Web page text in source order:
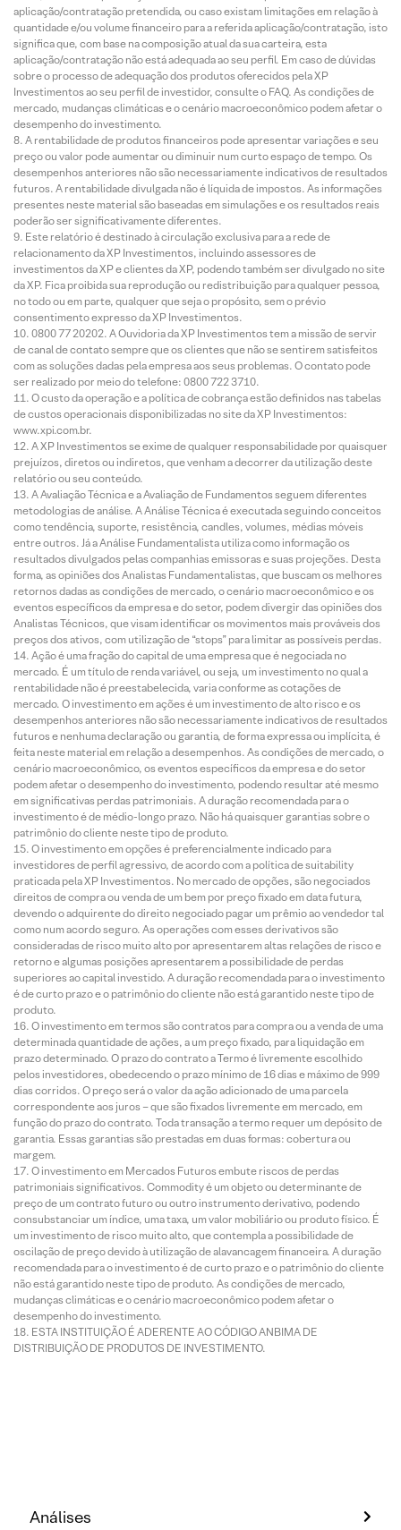
aplicação/contratação pretendida, ou caso existam limitações em relação à
quantidade e/ou volume financeiro para a referida aplicação/contratação, isto
significa que, com base na composição atual da sua carteira, esta
aplicação/contratação não está adequada ao seu perfil. Em caso de dúvidas
sobre o processo de adequação dos produtos oferecidos pela XP
Investimentos ao seu perfil de investidor, consulte o FAQ. As condições de
mercado, mudanças climáticas e o cenário macroeconômico podem afetar o
desempenho do investimento.
A rentabilidade de produtos financeiros pode apresentar variações e seu
preço ou valor pode aumentar ou diminuir num curto espaço de tempo. Os
desempenhos anteriores não são necessariamente indicativos de resultados
futuros. A rentabilidade divulgada não é líquida de impostos. As informações
presentes neste material são baseadas em simulações e os resultados reais
poderão ser significativamente diferentes.
Este relatório é destinado à circulação exclusiva para a rede de
relacionamento da XP Investimentos, incluindo assessores de
investimentos da XP e clientes da XP, podendo também ser divulgado no site
da XP. Fica proibida sua reprodução ou redistribuição para qualquer pessoa,
no todo ou em parte, qualquer que seja o propósito, sem o prévio
consentimento expresso da XP Investimentos.
0800 77 20202. A Ouvidoria da XP Investimentos tem a missão de servir
de canal de contato sempre que os clientes que não se sentirem satisfeitos
com as soluções dadas pela empresa aos seus problemas. O contato pode
ser realizado por meio do telefone: 0800 722 3710.
O custo da operação e a política de cobrança estão definidos nas tabelas
de custos operacionais disponibilizadas no site da XP Investimentos:
www.xpi.com.br.
A XP Investimentos se exime de qualquer responsabilidade por quaisquer
prejuízos, diretos ou indiretos, que venham a decorrer da utilização deste
relatório ou seu conteúdo.
A Avaliação Técnica e a Avaliação de Fundamentos seguem diferentes
metodologias de análise. A Análise Técnica é executada seguindo conceitos
como tendência, suporte, resistência, candles, volumes, médias móveis
entre outros. Já a Análise Fundamentalista utiliza como informação os
resultados divulgados pelas companhias emissoras e suas projeções. Desta
forma, as opiniões dos Analistas Fundamentalistas, que buscam os melhores
retornos dadas as condições de mercado, o cenário macroeconômico e os
eventos específicos da empresa e do setor, podem divergir das opiniões dos
Analistas Técnicos, que visam identificar os movimentos mais prováveis dos
preços dos ativos, com utilização de “stops” para limitar as possíveis perdas.
Ação é uma fração do capital de uma empresa que é negociada no
mercado. É um título de renda variável, ou seja, um investimento no qual a
rentabilidade não é preestabelecida, varia conforme as cotações de
mercado. O investimento em ações é um investimento de alto risco e os
desempenhos anteriores não são necessariamente indicativos de resultados
futuros e nenhuma declaração ou garantia, de forma expressa ou implícita, é
feita neste material em relação a desempenhos. As condições de mercado, o
cenário macroeconômico, os eventos específicos da empresa e do setor
podem afetar o desempenho do investimento, podendo resultar até mesmo
em significativas perdas patrimoniais. A duração recomendada para o
investimento é de médio-longo prazo. Não há quaisquer garantias sobre o
patrimônio do cliente neste tipo de produto.
O investimento em opções é preferencialmente indicado para
investidores de perfil agressivo, de acordo com a política de suitability
praticada pela XP Investimentos. No mercado de opções, são negociados
direitos de compra ou venda de um bem por preço fixado em data futura,
devendo o adquirente do direito negociado pagar um prêmio ao vendedor tal
como num acordo seguro. As operações com esses derivativos são
consideradas de risco muito alto por apresentarem altas relações de risco e
retorno e algumas posições apresentarem a possibilidade de perdas
superiores ao capital investido. A duração recomendada para o investimento
é de curto prazo e o patrimônio do cliente não está garantido neste tipo de
produto.
O investimento em termos são contratos para compra ou a venda de uma
determinada quantidade de ações, a um preço fixado, para liquidação em
prazo determinado. O prazo do contrato a Termo é livremente escolhido
pelos investidores, obedecendo o prazo mínimo de 16 dias e máximo de 999
dias corridos. O preço será o valor da ação adicionado de uma parcela
correspondente aos juros – que são fixados livremente em mercado, em
função do prazo do contrato. Toda transação a termo requer um depósito de
garantia. Essas garantias são prestadas em duas formas: cobertura ou
margem.
O investimento em Mercados Futuros embute riscos de perdas
patrimoniais significativos. Commodity é um objeto ou determinante de
preço de um contrato futuro ou outro instrumento derivativo, podendo
consubstanciar um índice, uma taxa, um valor mobiliário ou produto físico. É
um investimento de risco muito alto, que contempla a possibilidade de
oscilação de preço devido à utilização de alavancagem financeira. A duração
recomendada para o investimento é de curto prazo e o patrimônio do cliente
não está garantido neste tipo de produto. As condições de mercado,
mudanças climáticas e o cenário macroeconômico podem afetar o
desempenho do investimento.
ESTA INSTITUIÇÃO É ADERENTE AO CÓDIGO ANBIMA DE
DISTRIBUIÇÃO DE PRODUTOS DE INVESTIMENTO.
Análises